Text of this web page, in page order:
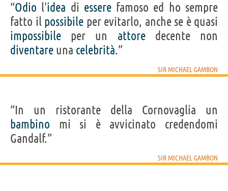
“Odio l'idea di esserefamoso ed ho sempre
fatto il possibile per evitarlo, anche se è quasi
impossibile per un attoredecente non
diventare una celebrità.”
SIR MICHAEL GAMBON
“In un ristorante della Cornovaglia un
bambino mi si è avvicinato credendomi
Gandalf.”
SIR MICHAEL GAMBON